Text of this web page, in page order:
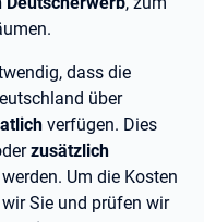
dass die
über
verfügen. Dies
zusätzlich
Um die Kosten
Sie und prüfen wir